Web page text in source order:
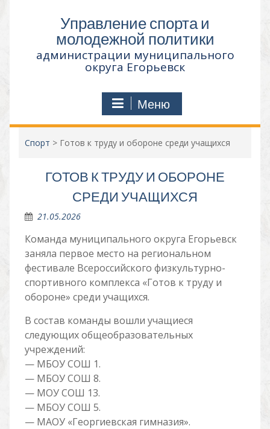
Управление спорта и
молодежной политики
администрации муниципального
округа Егорьевск
Меню
Спорт > Готов к труду и обороне среди учащихся
ГОТОВ К ТРУДУ И ОБОРОНЕ
СРЕДИ УЧАЩИХСЯ
21.05.2026
Команда муниципального округа Егорьевск
заняла первое место на региональном
фестивале Всероссийского физкультурно-
спортивного комплекса «Готов к труду и
обороне» среди учащихся.
В состав команды вошли учащиеся
следующих общеобразовательных
учреждений:
— МБОУ СОШ 1.
— МБОУ СОШ 8.
— МОУ СОШ 13.
— МБОУ СОШ 5.
— МАОУ «Георгиевская гимназия».